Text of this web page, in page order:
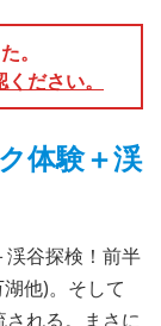
。
ださい。
体験＋渓
渓谷探検！前半
他)。そして
れる。まさに